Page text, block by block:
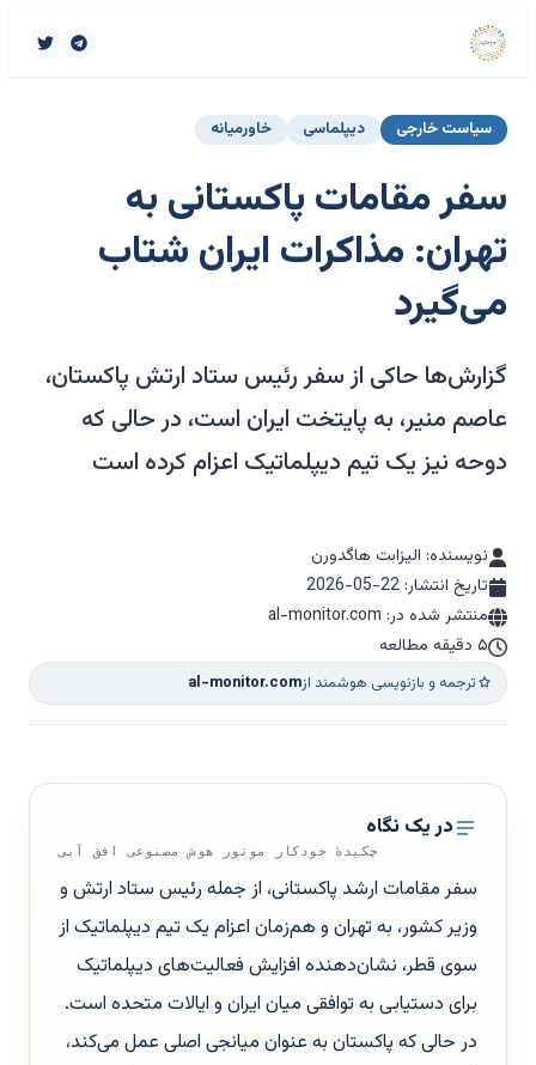
سیاست خارجی دیپلماسی خاورمیانه
سفر مقامات پاکستانی به
تهران: مذاکرات ایران شتاب
می‌گیرد
گزارش‌ها حاکی از سفر رئیس ستاد ارتش پاکستان،
عاصم منیر، به پایتخت ایران است، در حالی که
دوحه نیز یک تیم دیپلماتیک اعزام کرده است
نویسنده: الیزابت هاگدورن
تاریخ انتشار: 2026-05-22
منتشر شده در: al-monitor.com
۵ دقیقه مطالعه
ترجمه و بازنویسی هوشمند ازal-monitor.com
در یک نگاه
چکیدهٔ خودکار موتور هوش مصنوعی افق آبی
سفر مقامات ارشد پاکستانی، از جمله رئیس ستاد ارتش و
وزیر کشور، به تهران و هم‌زمان اعزام یک تیم دیپلماتیک از
سوی قطر، نشان‌دهنده افزایش فعالیت‌های دیپلماتیک
برای دستیابی به توافقی میان ایران و ایالات متحده است.
در حالی که پاکستان به عنوان میانجی اصلی عمل می‌کند،